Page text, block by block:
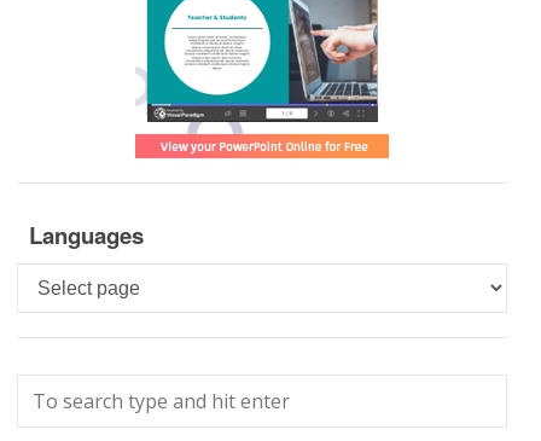
Languages
Languages